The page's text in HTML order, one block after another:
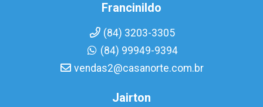
Francinildo
(84) 3203-3305
(84) 99949-9394
vendas2@casanorte.com.br
Jairton